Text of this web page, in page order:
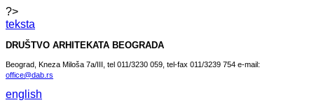
?>
teksta
DRUŠTVO ARHITEKATA BEOGRADA
Beograd, Kneza Miloša 7a/III, tel 011/3230 059, tel-fax 011/3239 754 e-mail:
office@dab.rs
english